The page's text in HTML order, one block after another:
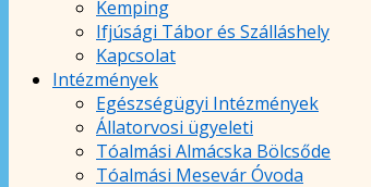
Kemping
Ifjúsági Tábor és Szálláshely
Kapcsolat
Intézmények
Egészségügyi Intézmények
Állatorvosi ügyeleti
Tóalmási Almácska Bölcsőde
Tóalmási Mesevár Óvoda